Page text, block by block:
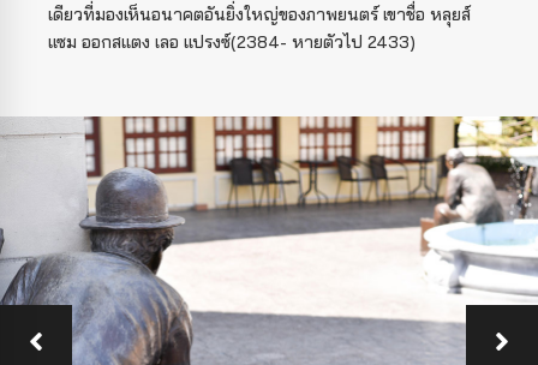
เดียวที่มองเห็นอนาคตอันยิ่งใหญ่ของภาพยนตร์ เขาชื่อ หลุยส์
แซม ออกสแตง เลอ แปรงซ์(2384- หายตัวไป 2433)